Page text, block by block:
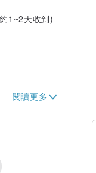
1~2天收到)